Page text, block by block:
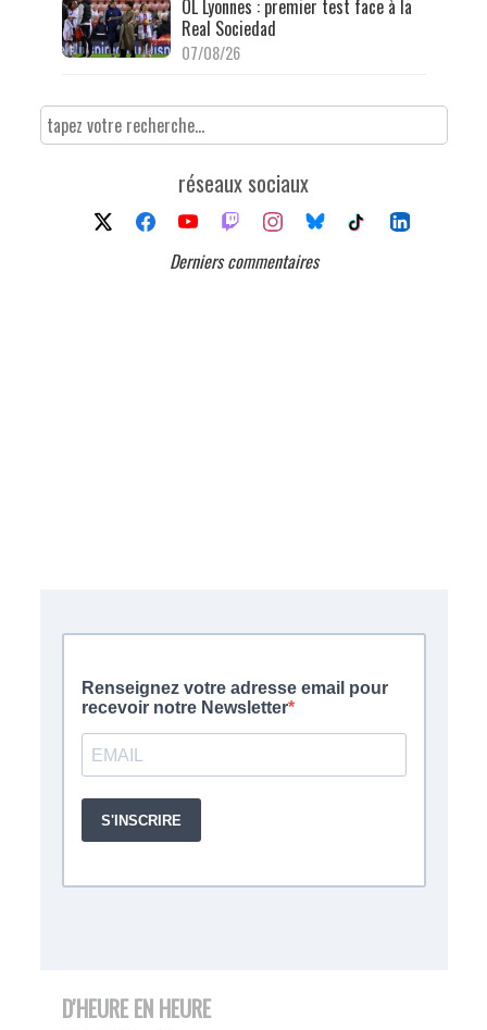
OL Lyonnes : premier test face à la
Real Sociedad
07/08/26
réseaux sociaux
Derniers commentaires
D'HEURE EN HEURE